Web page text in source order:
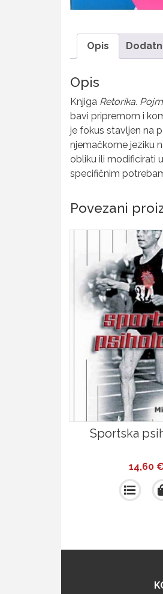
Opis
Opis
Knjiga Retorika.
bavi pripremom i
je fokus stavljen na
njemačkome jeziku
obliku ili modificirati
specifičnim
Povezani
Sportska
14,60 €